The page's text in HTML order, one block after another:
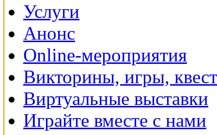
Услуги
Анонс
Online-мероприятия
Викторины, игры,
Виртуальные выставки
Играйте вместе с нами